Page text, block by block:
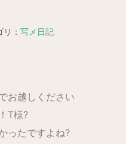
： 写メ日記
お越しください
T様?
ったですよね?